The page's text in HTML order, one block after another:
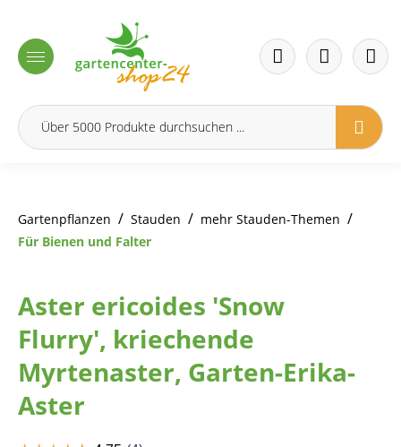
Gartenpflanzen / Stauden / mehr Stauden-Themen /
Für Bienen und Falter
Aster ericoides 'Snow
Flurry', kriechende
Myrtenaster, Garten-Erika-
Aster